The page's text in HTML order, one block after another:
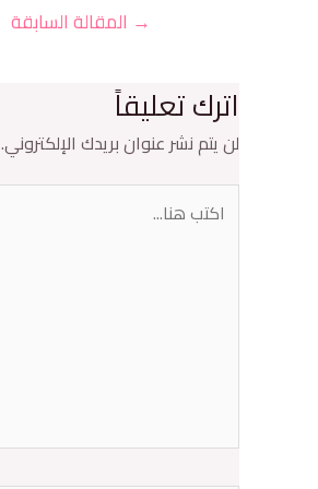
→ المقالة السابقة
اترك تعليقاً
لن يتم نشر عنوان بريدك الإلكتروني.